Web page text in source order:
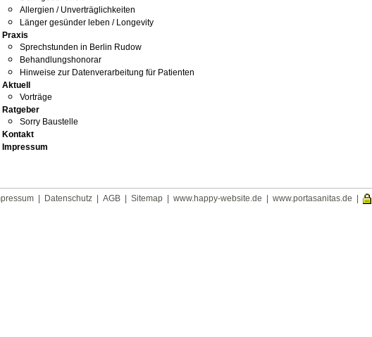
Allergien / Unverträglichkeiten
Länger gesünder leben / Longevity
Praxis
Sprechstunden in Berlin Rudow
Behandlungshonorar
Hinweise zur Datenverarbeitung für Patienten
Aktuell
Vorträge
Ratgeber
Sorry Baustelle
Kontakt
Impressum
Datenschutz AGB Sitemap www.happy-website.de www.portasanitas.de